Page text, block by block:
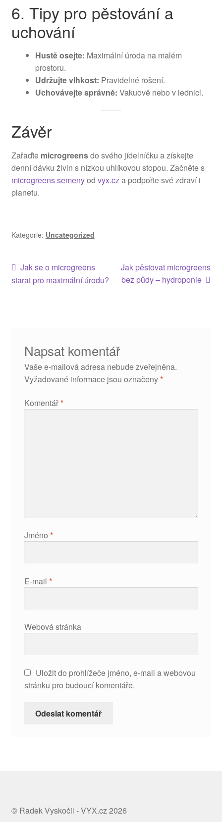
6. Tipy pro pěstování a
uchování
Hustě osejte: Maximální úroda na malém
prostoru.
Udržujte vlhkost: Pravidelné rošení.
Uchovávejte správně: Vakuově nebo v lednici.
Závěr
Zařaďte microgreensdo svého jídelníčku a získejte
denní dávku živin s nízkou uhlíkovou stopou. Začněte s
microgreens semenyod vyx.cza podpořte své zdraví i
planetu.
Kategorie: Uncategorized
Navigace
pro
Předchozí
příspěvek:
Jak se o microgreens
starat pro maximální úrodu?
Následující
příspěvek:
Jak pěstovat microgreens
bez půdy – hydroponie
Napsat komentář
Vaše e-mailová adresa nebude zveřejněna.
Vyžadované informace jsou označeny*
Komentář*
Jméno *
E-mail *
Webová stránka
Uložit do prohlížeče jméno, e-mail a webovou
stránku pro budoucí komentáře.
© Radek Vyskočil - VYX.cz 2026